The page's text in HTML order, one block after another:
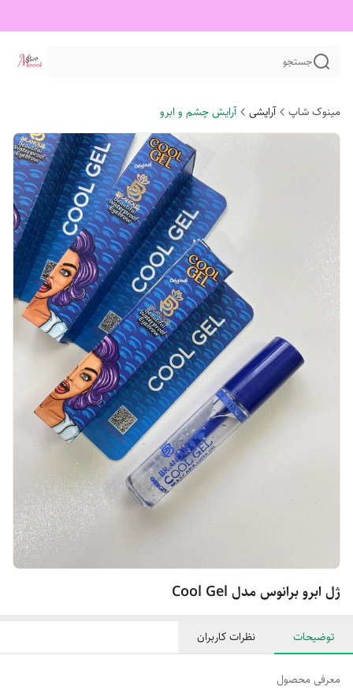
جستجو
مینوک شاپ آرایشی آرایش چشم و ابرو
ژل ابرو برانوس مدل Cool Gel
توضیحات نظرات کاربران
معرفی محصول